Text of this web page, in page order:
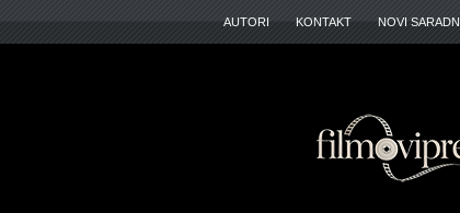
AUTORI KONTAKT NOVI